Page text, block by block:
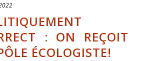
: ON REÇOIT
ÉCOLOGISTE!